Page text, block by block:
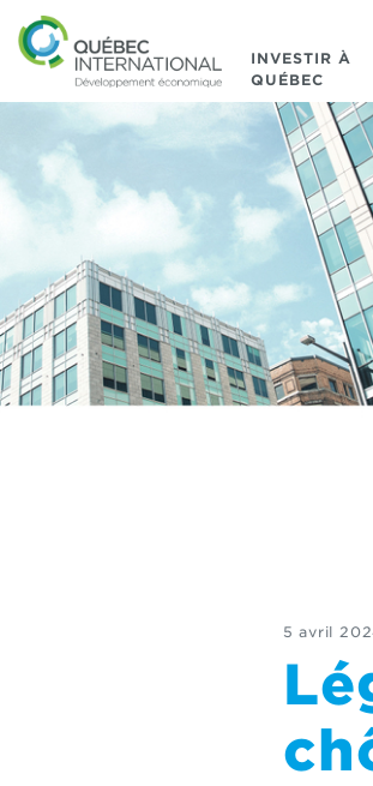
INVESTIR À
QUÉBEC
5 avril